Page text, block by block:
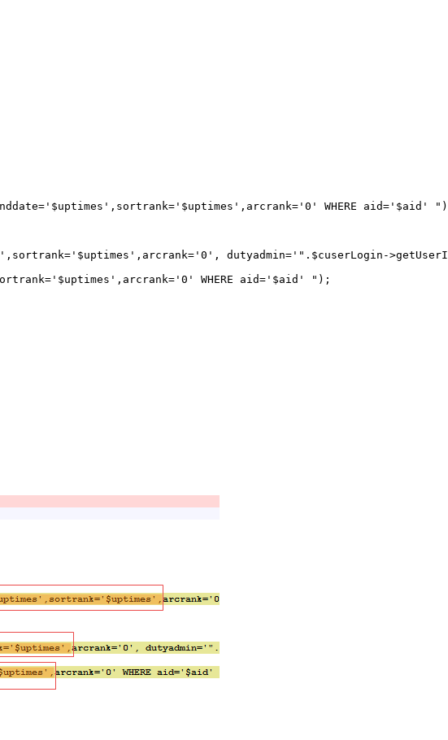
WHERE aid='$aid'
dutyadmin='".$cuserLogin-
WHERE aid='$aid' ");